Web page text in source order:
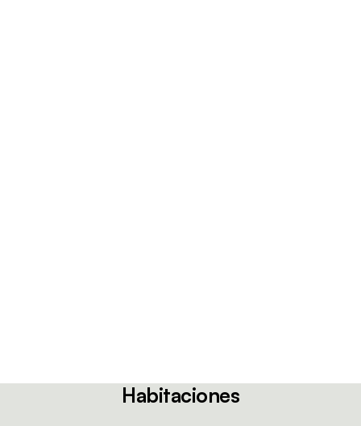
Habitaciones